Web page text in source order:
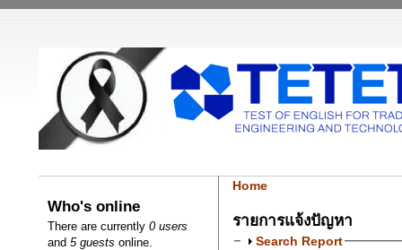
Who's online
There are currently0 users
and5 guests online.
Home
รายการแจ้งปัญหา
Search Report